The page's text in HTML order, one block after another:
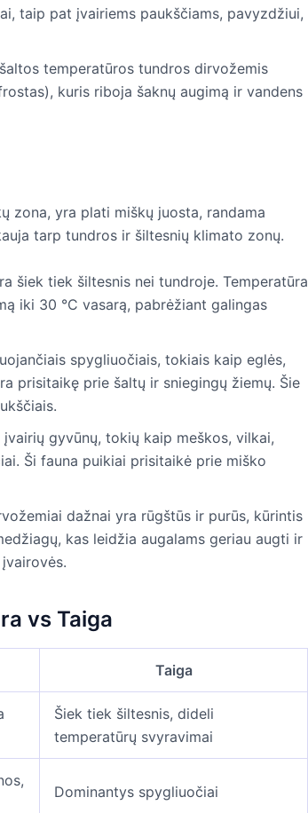
taip pat įvairiems paukščiams, pavyzdžiui,
temperatūros tundros dirvožemis
kuris riboja šaknų augimą ir vandens
zona, yra plati miškų juosta, randama
tarp tundros ir šiltesnių klimato zonų.
šiek tiek šiltesnis nei tundroje. Temperatūra
iki 30 °C vasarą, pabrėžiant galingas
spygliuočiais, tokiais kaip eglės,
prisitaikę prie šaltų ir sniegingų žiemų. Šie
gyvūnų, tokių kaip meškos, vilkai,
Ši fauna puikiai prisitaikė prie miško
dažnai yra rūgštūs ir purūs, kūrintis
kas leidžia augalams geriau augti ir
vs Taiga
Taiga
Šiek tiek šiltesnis, dideli
temperatūrų svyravimai
Dominantys spygliuočiai